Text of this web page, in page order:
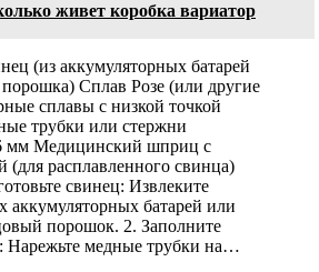
живет коробка вариатор
(из аккумуляторных батарей
Сплав Розе (или другие
сплавы с низкой точкой
трубки или стержни
мм Медицинский шприц с
(для расплавленного свинца)
свинец: Извлеките
аккумуляторных батарей или
порошок. 2. Заполните
Нарежьте медные трубки на…